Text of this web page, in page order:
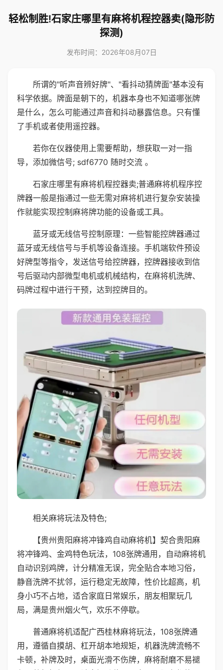
轻松制胜!石家庄哪里有麻将机程控器卖(隐形防
探测)
发布时间：2026年08月07日
所谓的"听声音辨好牌"、"看抖动猜牌面"基本没有
科学依据。牌面是朝下的，机器本身也不知道哪张牌
是什么，怎么可能通过声音和抖动暴露信息。只有懂
了手机或者使用遥控器。
若你在仪器使用上需要帮助，想获取一对一指
导，添加微信号; sdf6770 随时交流 。
石家庄哪里有麻将机程控器卖;普通麻将机程序控
牌器一般是指通过一些无需对麻将机进行复杂安装操
作就能实现控制麻将牌功能的设备或工具。
蓝牙或无线信号控制原理：一些智能控牌器通过
蓝牙或无线信号与手机等设备连接。手机端软件预设
好牌型等指令，发送信号给控牌器，控牌器接收到信
号后驱动内部微型电机或机械结构，在麻将机洗牌、
码牌过程中进行干预，达到控牌目的。
相关麻将玩法及特色;
【贵州贵阳麻将冲锋鸡自动麻将机】契合贵阳麻
将冲锋鸡、金鸡特色玩法，108张牌通用，自动麻将机
自动识别鸡牌，计分精准无误，完全贴合本地习俗，
静音洗牌不扰邻，运行稳定无故障，性价比超高，机
身小巧不占地，适合家庭日常娱乐，朋友相聚玩几
局，满是贵州烟火气，欢乐不停歇。
普通麻将机适配广西桂林麻将玩法，108张牌通
用，遵循自摸胡、杠开胡本地规矩，机器洗牌流畅不
卡顿，补牌及时，桌面光滑不伤牌，麻将耐磨不易褪